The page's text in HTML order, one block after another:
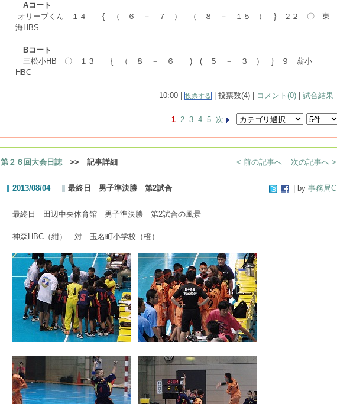
Aコート
オリーブくん １４ { （ ６ － ７ ） （ ８ － １５ ） } ２２ 〇 東
海HBS
Bコート
三松小HB 〇 １３ { （ ８ － ６ ) ( ５ － ３ ） } ９ 薪小
HBC
10:00 | 投票する | 投票数(4) | コメント(0)| 試合結果
1 2 3 4 5 次
第２６回大会日誌>> 記事詳細 < 前の記事へ 次の記事へ >
2013/08/04 最終日 男子準決勝 第2試合 | by 事務局C
最終日 田辺中央体育館 男子準決勝 第2試合の風景
神森HBC（紺） 対 玉名町小学校（橙）